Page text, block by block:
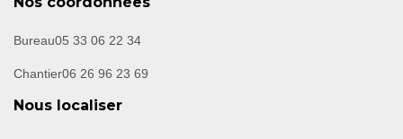
Bureau05 33 06 22 34
Chantier06 26 96 23 69
Nous localiser